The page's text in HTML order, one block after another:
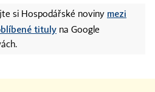
si Hospodářské noviny mezi
tituly na Google